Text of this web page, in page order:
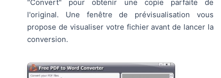
"Convert" pour obtenir une copie parfaite de
l'original. Une fenêtre de prévisualisation vous
propose de visualiser votre fichier avant de lancer la
conversion.